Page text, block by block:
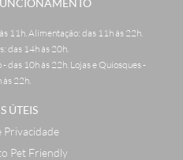
11h. Alimentação: das 11h às 22h.
das 14h às 20h.
10h às 22h. Lojas e Quiosques -
às 22h.
ÚTEIS
Privacidade
Pet Friendly